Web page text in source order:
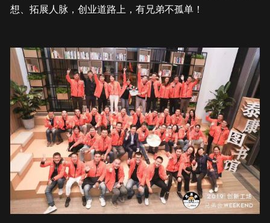
想、拓展人脉，创业道路上，有兄弟不孤单！